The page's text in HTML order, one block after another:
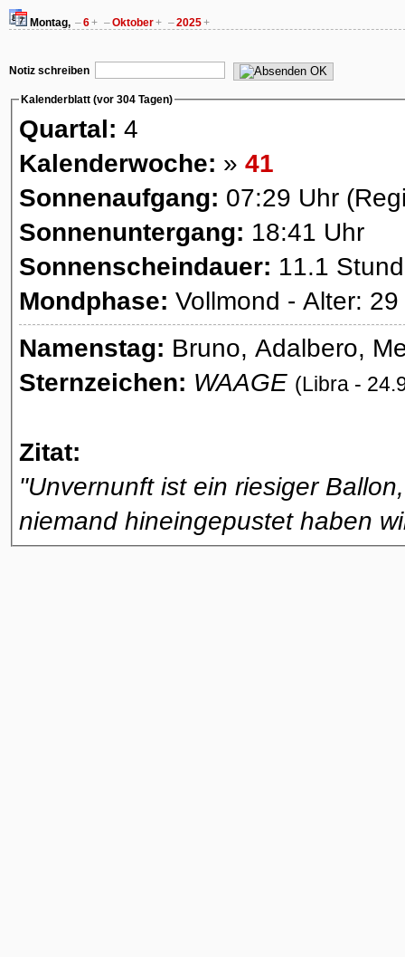
Montag, –6+ –Oktober+ –2025+
Notiz schreiben OK
Kalenderblatt (vor 304 Tagen)
Quartal: 4
Kalenderwoche: » 41
Sonnenaufgang: 07:29 Uhr
Sonnenuntergang: 18:41 Uhr
Sonnenscheindauer: 11.1
Mondphase: Vollmond - Alter: 29
Namenstag: Bruno, Adalbero,
Sternzeichen: WAAGE (Libra -
Zitat:
"Unvernunft ist ein riesiger
niemand hineingepustet haben